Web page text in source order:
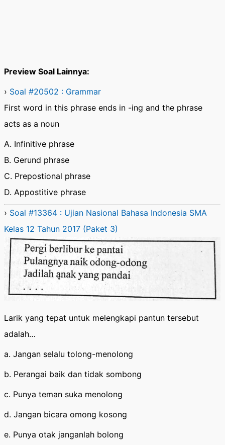
Preview Soal Lainnya:
› Soal #20502 : Grammar
First word in this phrase ends in -ing and the phrase
acts as a noun
A. Infinitive phrase
B. Gerund phrase
C. Prepostional phrase
D. Appostitive phrase
› Soal #13364 : Ujian Nasional Bahasa Indonesia SMA
Kelas 12 Tahun 2017 (Paket 3)
Larik yang tepat untuk melengkapi pantun tersebut
adalah…
a. Jangan selalu tolong-menolong
b. Perangai baik dan tidak sombong
c. Punya teman suka menolong
d. Jangan bicara omong kosong
e. Punya otak janganlah bolong